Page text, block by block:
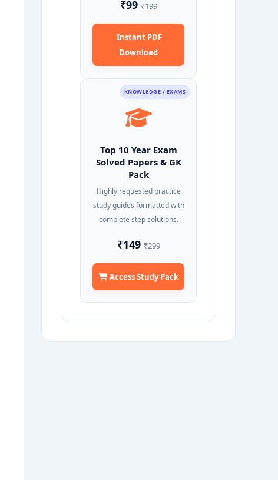
₹99₹199
Instant PDF
Download
KNOWLEDGE / EXAMS
Top 10 Year Exam
Solved Papers & GK
Pack
Highly requested practice
study guides formatted with
complete step solutions.
₹149₹299
Access Study Pack